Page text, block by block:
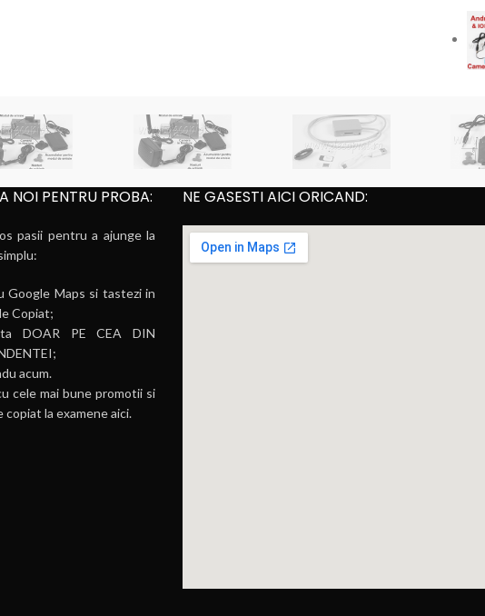
NOI PENTRU PROBA:
pasii pentru a ajunge la
Google Maps si tastezi in
Copiat;
DOAR PE CEA DIN
acum.
cele mai bune promotii si
la examene aici.
NE GASESTI AICI ORICAND: